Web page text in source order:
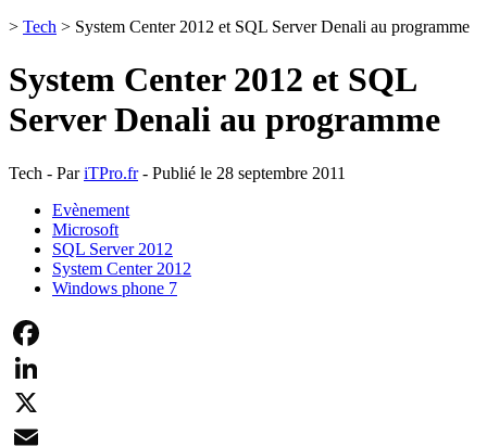
> Tech > System Center 2012 et SQL Server Denali au programme
System Center 2012 et SQL
Server Denali au programme
Tech - PariTPro.fr- Publié le 28 septembre 2011
Evènement
Microsoft
SQL Server 2012
System Center 2012
Windows phone 7
Facebook
LinkedIn
X